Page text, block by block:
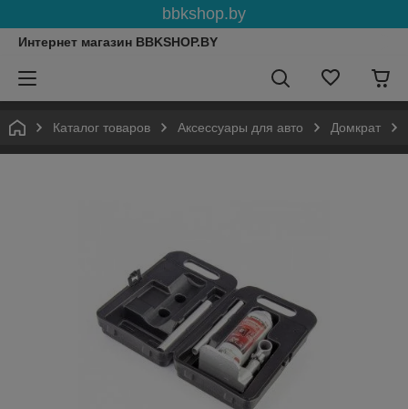
bbkshop.by
Интернет магазин BBKSHOP.BY
Каталог товаров Аксессуары для авто Домкрат